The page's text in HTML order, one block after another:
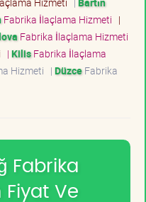
Fabrika İlaçlama Hizmeti |
Fabrika İlaçlama Hizmeti
| KilisFabrika İlaçlama
Hizmeti | DüzceFabrika
Fabrika
Fiyat Ve